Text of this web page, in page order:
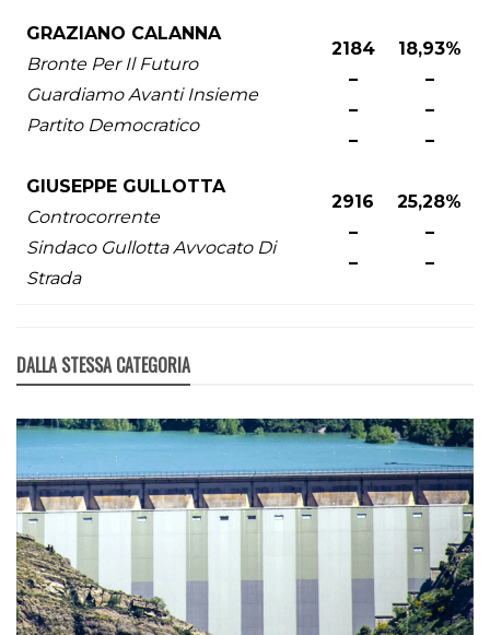
GRAZIANO CALANNA
Bronte Per Il Futuro
Guardiamo Avanti Insieme
Partito Democratico
GIUSEPPE GULLOTTA
Controcorrente
Sindaco Gullotta Avvocato Di
Strada
2184
–
–
–
2916
–
–
18,93%
–
–
–
25,28%
–
–
DALLA STESSA CATEGORIA